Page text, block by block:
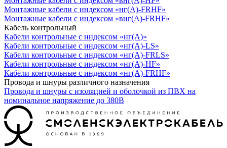
Монтажные кабели с индексом «нг(А)-FRHF»
Монтажные кабели с индексом «внг(А)-FRHF»
Кабель контрольный
Кабели контрольные с индексом «нг(А)»
Кабели контрольные с индексом «нг(А)-LS»
Кабели контрольные с индексом «нг(А)-FRLS»
Кабели контрольные с индексом «нг(А)-HF»
Кабели контрольные с индексом «нг(А)-FRHF»
Провода и шнуры различного назначения
Провода и шнуры с изоляцией и оболочкой из ПВХ на
номинальное напряжение до 380В